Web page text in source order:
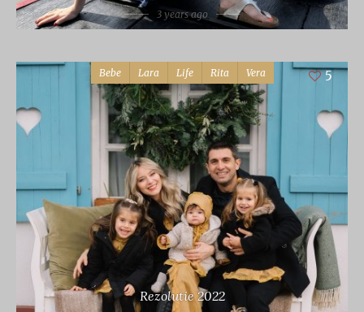
3 years ago
Bebe Lara Life Rita Vera 5
Rezolutie 2022